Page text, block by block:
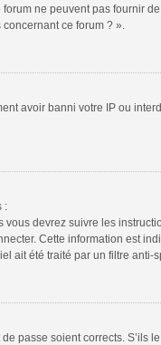
ne peuvent pas fournir
ce forum ? ».
avoir banni votre IP ou
:
devrez suivre les
Cette information est
été traité par un filtre
passe soient corrects.